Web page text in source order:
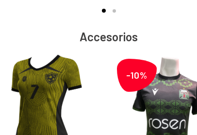
Accesorios
-10%